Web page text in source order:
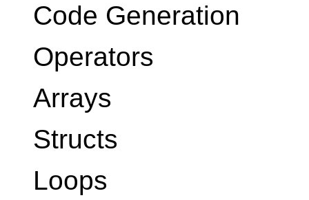
Code Generation
Operators
Arrays
Structs
Loops